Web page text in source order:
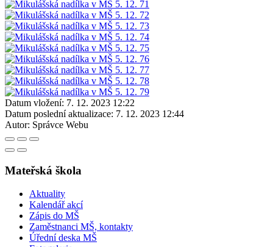
Datum vložení: 7. 12. 2023 12:22
Datum poslední aktualizace: 7. 12. 2023 12:44
Autor: Správce Webu
Mateřská škola
Aktuality
Kalendář akcí
Zápis do MŠ
Zaměstnanci MŠ, kontakty
Úřední deska MŠ